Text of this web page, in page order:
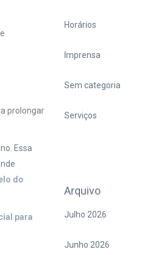
prolongar
Essa
do
para
Horários
Imprensa
Sem categoria
Serviços
Arquivo
Julho 2026
Junho 2026